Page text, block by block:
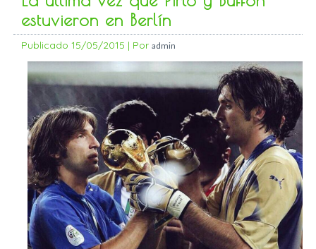
estuvieron en Berlín
Publicado 15/05/2015 | Por admin